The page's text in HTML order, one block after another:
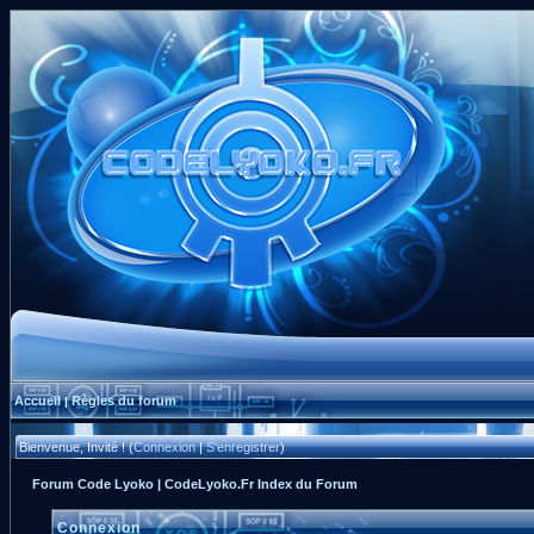
Accueil|Règles du forum
Bienvenue, Invité ! (Connexion|S'enregistrer)
Forum Code Lyoko | CodeLyoko.Fr Index du Forum
Connexion